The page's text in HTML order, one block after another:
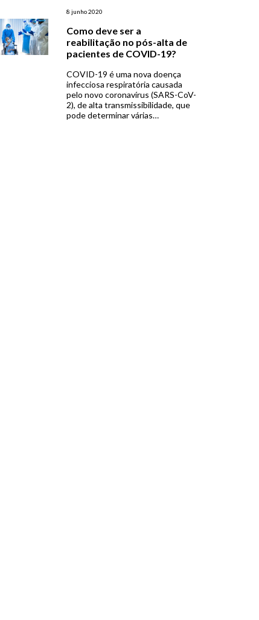
utilização profilática de sonda
episódios de vômitos comparada
com a utilização reativa, após
episódios de vômitos, traria algum
desenvolvimento de […]
8 junho 2020
Como deve ser a
reabilitação no pós-alta de
pacientes de COVID-19?
COVID-19 é uma nova doença
infecciosa respiratória causada
pelo novo coronavírus (SARS-CoV-
2), de alta transmissibilidade, que
pode determinar várias